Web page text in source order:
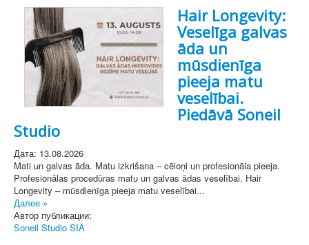
Hair Longevity:
Veselīga galvas
āda un
mūsdienīga
pieeja matu
veselībai.
Piedāvā Soneil
Studio
Дата: 13.08.2026
Mati un galvas āda. Matu izkrišana – cēloņi un profesionāla pieeja.
Profesionālas procedūras matu un galvas ādas veselībai. Hair
Longevity – mūsdienīga pieeja matu veselībai...
Далее »
Автор публикации:
Soneil Studio SIA